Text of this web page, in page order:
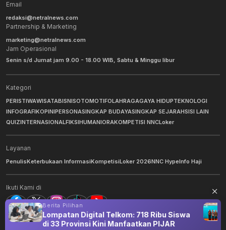
Email
redaksi@netralnews.com
Partnership & Marketing
marketing@netralnews.com
Jam Operasional
Senin s/d Jumat jam 9.00 - 18.00 WIB, Sabtu & Minggu libur
Kategori
PERISTIWAWISATABISNISOTOMOTIFOLAHRAGAGAYA HIDUPTEKNOLOGI
INFOGRAFIKOPINIPERSONASINGKAP BUDAYASINGKAP SEJARAHSISI LAIN
QUIZINTERNASIONALFIKSIHUMANIORAKOMPETISI NNCLoker
Layanan
PenulisKeterbukaan InformasiKompetisiLoker 2026NNC HypeInfo Haji
Ikuti Kami di
2026NNC Netralnews. All Rights Reserved.
Berita Pilihan
Lompatan Digital Telkom: 718 Ribu Siswa
di 33 Provinsi Kini Manfaatkan PIJAR